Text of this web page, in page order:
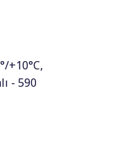
+10°C,
- 590